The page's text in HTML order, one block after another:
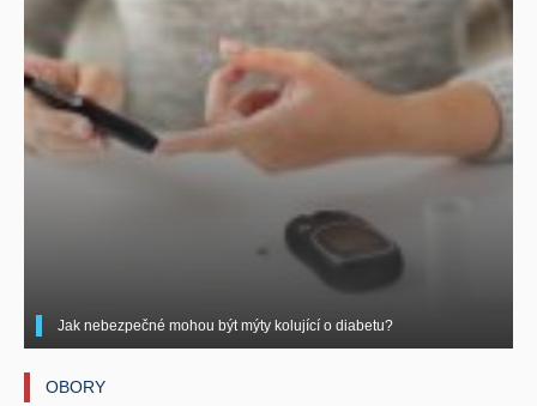
Jak nebezpečné mohou být mýty kolující o diabetu?
OBORY